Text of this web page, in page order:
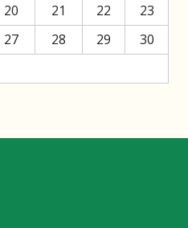
20 21 22
23
27 28 29
30